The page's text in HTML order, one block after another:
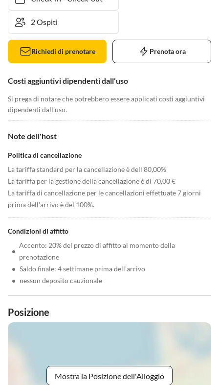
Richiedi di prenotare Prenota ora
Costi aggiuntivi dipendenti dall'uso
Si prega di notare che potrebbero essere applicati costi aggiuntivi
dipendenti dall'uso.
Note dell'host
Politica di cancellazione
La tariffa standard per la cancellazione è dell'80,00%
La tariffa per la gestione della cancellazione è di 70,00 €
La tariffa di cancellazione per le cancellazioni effettuate 7 giorni
prima dell'arrivo è del 100%.
Condizioni di affitto
•
Acconto: 20% del prezzo di affitto al momento della
prenotazione
• Saldo finale: 4 settimane prima dell'arrivo
• nessun deposito cauzionale
Posizione
Mostra la Posizione dell'Alloggio